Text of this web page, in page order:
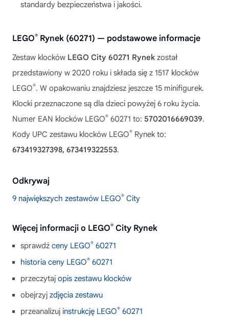
standardy bezpieczeństwa i jakości.
LEGO® Rynek (60271) — podstawowe informacje
Zestaw klocków LEGO City 60271 Rynek został
przedstawiony w 2020 roku i składa się z 1517 klocków
LEGO®. W opakowaniu znajdziesz jeszcze 15 minifigurek.
Klocki przeznaczone są dla dzieci powyżej 6 roku życia.
Numer EAN klocków LEGO® 60271 to: 5702016669039.
Kody UPC zestawu klocków LEGO® Rynek to:
673419327398, 673419322553.
Odkrywaj
9 największych zestawów LEGO® City
Więcej informacji o LEGO® City Rynek
sprawdź ceny LEGO® 60271
historia ceny LEGO® 60271
przeczytaj opis zestawu klocków
obejrzyj zdjęcia zestawu
przeanalizuj instrukcję LEGO® 60271